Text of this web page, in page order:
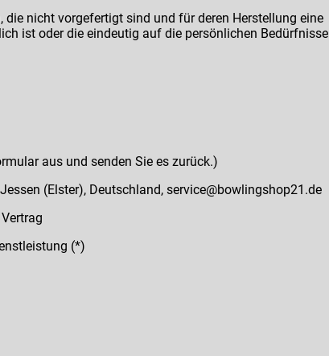
nicht vorgefertigt sind und für deren Herstellung eine
ist oder die eindeutig auf die persönlichen Bedürfnisse
aus und senden Sie es zurück.)
(Elster), Deutschland, service@bowlingshop21.de
(*)